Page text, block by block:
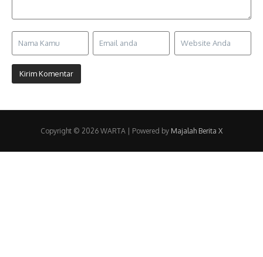
Copyright © 2026 WARTA | Powered by Majalah Berita X